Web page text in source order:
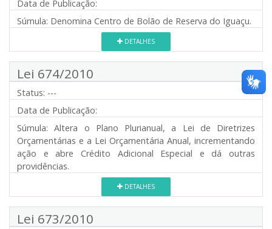
Data de Publicação:
Súmula: Denomina Centro de Bolão de Reserva do Iguaçu.
DETALHES
Lei 674/2010
Status: ---
Data de Publicação:
Súmula: Altera o Plano Plurianual, a Lei de Diretrizes
Orçamentárias e a Lei Orçamentária Anual, incrementando
ação e abre Crédito Adicional Especial e dá outras
providências.
DETALHES
Lei 673/2010